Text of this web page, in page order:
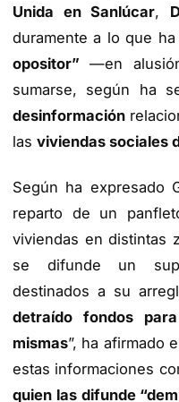
Unida en Sanlúcar,
duramente a lo que
opositor” —en
sumarse, según ha
desinformación
las viviendas sociales
Según ha expresado
reparto de un
viviendas en distintas
se difunde un
destinados a su
detraído fondos
mismas”, ha afirmado
estas informaciones
quien las difunde